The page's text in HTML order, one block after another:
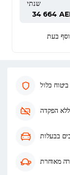
שנתי
34 664
5%, אשר יתווסף בעת
ביטוח כלול
ללא הפקדה
בבעלות
מאוחרת